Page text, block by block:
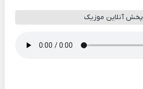
پخش آنلاین موزیک